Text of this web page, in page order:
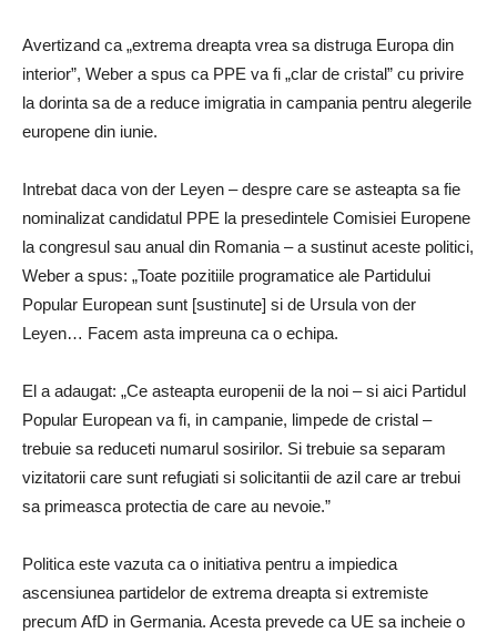
Avertizand ca „extrema dreapta vrea sa distruga Europa din
interior”, Weber a spus ca PPE va fi „clar de cristal” cu privire
la dorinta sa de a reduce imigratia in campania pentru alegerile
europene din iunie.
Intrebat daca von der Leyen – despre care se asteapta sa fie
nominalizat candidatul PPE la presedintele Comisiei Europene
la congresul sau anual din Romania – a sustinut aceste politici,
Weber a spus: „Toate pozitiile programatice ale Partidului
Popular European sunt [sustinute] si de Ursula von der
Leyen… Facem asta impreuna ca o echipa.
El a adaugat: „Ce asteapta europenii de la noi – si aici Partidul
Popular European va fi, in campanie, limpede de cristal –
trebuie sa reduceti numarul sosirilor. Si trebuie sa separam
vizitatorii care sunt refugiati si solicitantii de azil care ar trebui
sa primeasca protectia de care au nevoie.”
Politica este vazuta ca o initiativa pentru a impiedica
ascensiunea partidelor de extrema dreapta si extremiste
precum AfD in Germania. Acesta prevede ca UE sa incheie o